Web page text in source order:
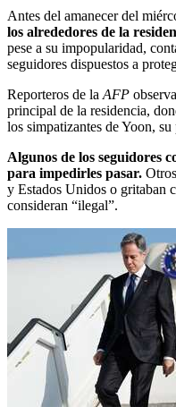
Antes del amanecer del
los alrededores de la
pese a su impopularidad,
seguidores dispuestos a
Reporteros de la AFP
principal de la residencia,
los simpatizantes de Yoon,
Algunos de los seguidores
para impedirles pasar.
y Estados Unidos o gritaban
consideran “ilegal”.